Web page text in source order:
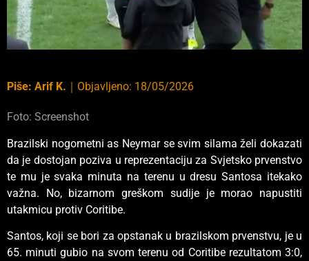
Piše: Arif K. ｜ Objavljeno: 18/05/2026
Foto: Screenshot
Brazilski nogometni as Neymar se svim silama želi dokazati
da je dostojan poziva u reprezentaciju za Svjetsko prvenstvo
te mu je svaka minuta na terenu u dresu Santosa itekako
važna. No, bizarnom greškom sudije je morao napustiti
utakmicu protiv Coritibe.
Santos, koji se bori za opstanak u brazilskom prvenstvu, je u
65. minuti gubio na svom terenu od Coritibe rezultatom 3:0,